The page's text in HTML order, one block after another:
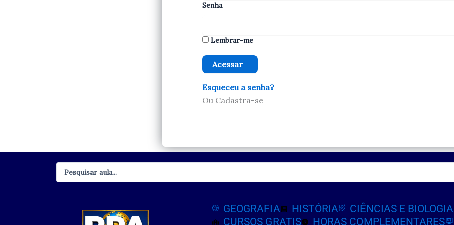
Senha
Lembrar-me
Esqueceu a senha?
Ou Cadastra-se
GEOGRAFIA HISTÓRIA CIÊNCIAS E BIOLOGIA
CURSOS GRATIS
HORAS COMPLEMENTARES